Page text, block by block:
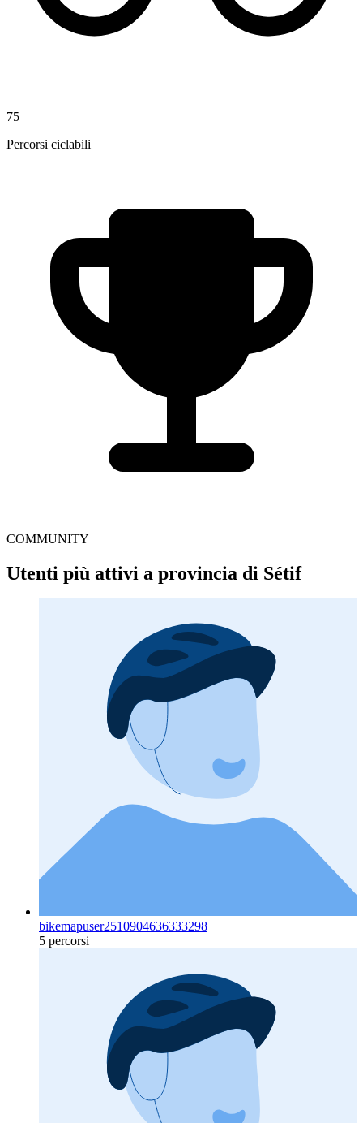
75
Percorsi ciclabili
COMMUNITY
Utenti più attivi a provincia di Sétif
bikemapuser2510904636333298
5 percorsi